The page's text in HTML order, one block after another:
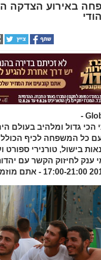
באירוע הצדקה
גדול ומלהיב בעולם
כל המשפחה לכיף הכולל
בישול, טורנירי ספורט
ענק לחיזוק הקשר עם